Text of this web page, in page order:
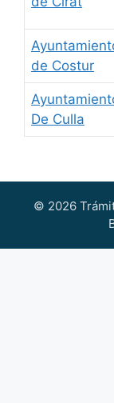
de Costur
De Culla
© 2026